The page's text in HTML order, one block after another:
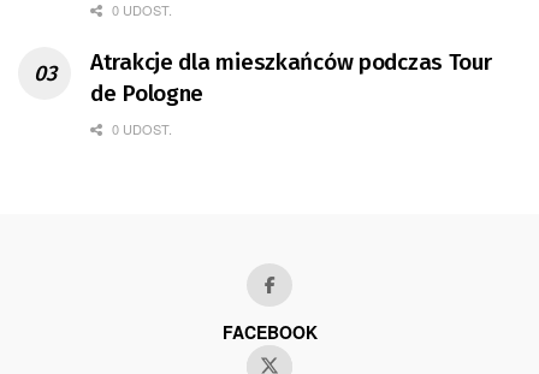
0 UDOST.
Atrakcje dla mieszkańców podczas Tour
de Pologne
0 UDOST.
FACEBOOK